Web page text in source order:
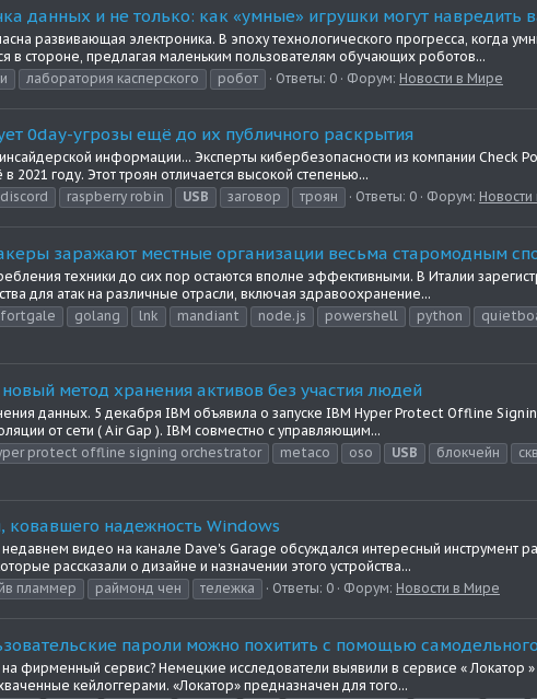
данных и не только: как «умные» игрушки могут навредить
развивающая электроника. В эпоху технологического прогресса, когда
в стороне, предлагая маленьким пользователям обучающих роботов...
лаборатория касперского робот Ответы: 0 Форум: Новости в Мире
0day-угрозы ещё до их публичного раскрытия
информации... Эксперты кибербезопасности из компании
году. Этот троян отличается высокой степенью...
discord raspberry robin USB заговор троян Ответы: 0 Форум:
заражают местные организации весьма старомодным
техники до сих пор остаются вполне эффективными. В Италии
для атак на различные отрасли, включая здравоохранение...
fortgale golang lnk mandiant node.js powershell python
метод хранения активов без участия людей
данных. 5 декабря IBM объявила о запуске IBM Hyper Protect Offline
от сети ( Air Gap ). IBM совместно с управляющим...
protect offline signing orchestrator metaco oso USB блокчейн
ковавшего надежность Windows
видео на канале Dave's Garage обсуждался интересный инструмент
рассказали о дизайне и назначении этого устройства...
пламмер раймонд чен тележка Ответы: 0 Форум: Новости в Мире
пароли можно похитить с помощью
фирменный сервис? Немецкие исследователи выявили в сервисе « Локатор
кейлоггерами. «Локатор» предназначен для того...